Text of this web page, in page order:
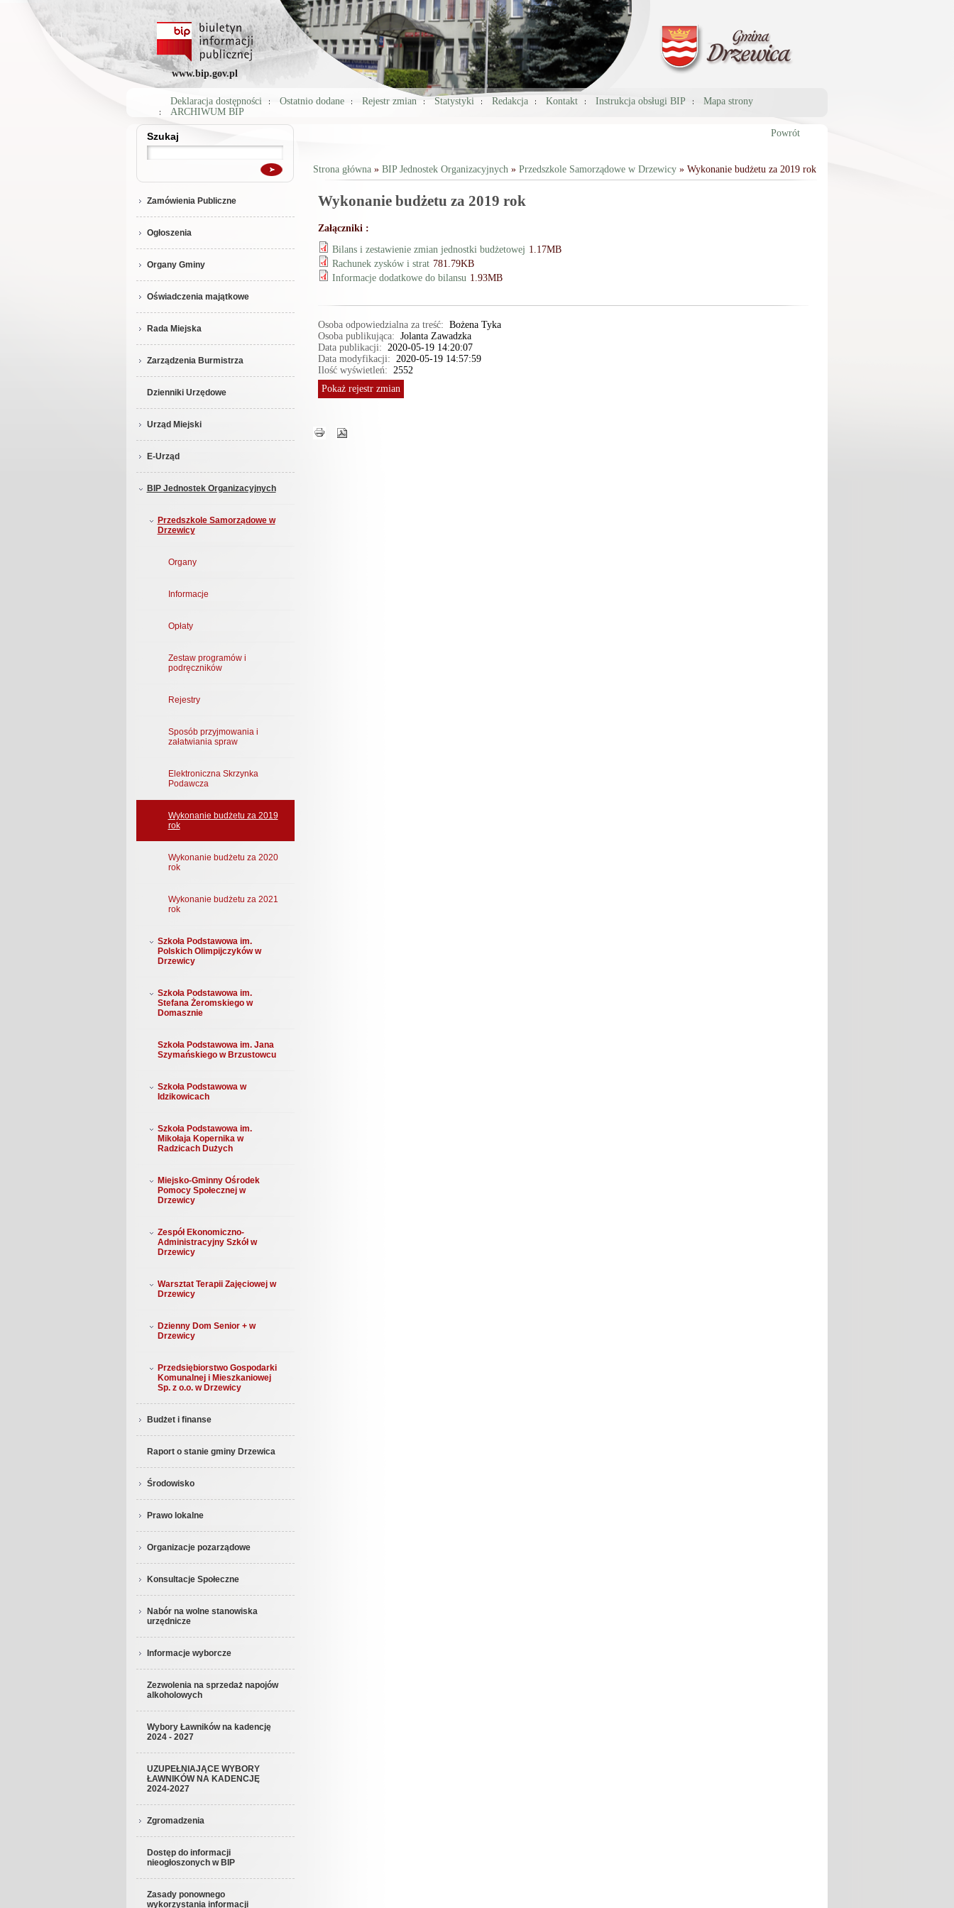
www.bip.gov.pl
Deklaracja dostępności Ostatnio dodane Rejestr zmian Statystyki Redakcja Kontakt Instrukcja obsługi BIP
Mapa strony
ARCHIWUM BIP
Szukaj
Szukaj
Zamówienia Publiczne
Ogłoszenia
Organy Gminy
Oświadczenia majątkowe
Rada Miejska
Zarządzenia Burmistrza
Dzienniki Urzędowe
Urząd Miejski
E-Urząd
BIP Jednostek Organizacyjnych
Przedszkole Samorządowe w
Drzewicy
Organy
Informacje
Opłaty
Zestaw programów i
podręczników
Rejestry
Sposób przyjmowania i
załatwiania spraw
Elektroniczna Skrzynka
Podawcza
Wykonanie budżetu za 2019
rok
Wykonanie budżetu za 2020
rok
Wykonanie budżetu za 2021
rok
Szkoła Podstawowa im.
Polskich Olimpijczyków w
Drzewicy
Szkoła Podstawowa im.
Stefana Żeromskiego w
Domasznie
Szkoła Podstawowa im. Jana
Szymańskiego w Brzustowcu
Szkoła Podstawowa w
Idzikowicach
Szkoła Podstawowa im.
Mikołaja Kopernika w
Radzicach Dużych
Miejsko-Gminny Ośrodek
Pomocy Społecznej w
Drzewicy
Zespół Ekonomiczno-
Administracyjny Szkół w
Drzewicy
Warsztat Terapii Zajęciowej w
Drzewicy
Dzienny Dom Senior + w
Drzewicy
Przedsiębiorstwo Gospodarki
Komunalnej i Mieszkaniowej
Sp. z o.o. w Drzewicy
Budżet i finanse
Raport o stanie gminy Drzewica
Środowisko
Prawo lokalne
Organizacje pozarządowe
Konsultacje Społeczne
Nabór na wolne stanowiska
urzędnicze
Informacje wyborcze
Zezwolenia na sprzedaż napojów
alkoholowych
Wybory Ławników na kadencję
2024 - 2027
UZUPEŁNIAJĄCE WYBORY
ŁAWNIKÓW NA KADENCJĘ
2024-2027
Zgromadzenia
Dostęp do informacji
nieogłoszonych w BIP
Zasady ponownego
wykorzystania informacji
Powrót
Jesteś tutaj
Strona główna» BIP Jednostek Organizacyjnych» Przedszkole Samorządowe w Drzewicy» Wykonanie budżetu za 2019 rok
Wykonanie budżetu za 2019 rok
Załączniki :
Bilans i zestawienie zmian jednostki budżetowej 1.17MB
Rachunek zysków i strat 781.79KB
Informacje dodatkowe do bilansu 1.93MB
Osoba odpowiedzialna za treść: Bożena Tyka
Osoba publikująca: Jolanta Zawadzka
Data publikacji: 2020-05-19 14:20:07
Data modyfikacji: 2020-05-19 14:57:59
Ilość wyświetleń: 2552
Pokażrejestr zmian